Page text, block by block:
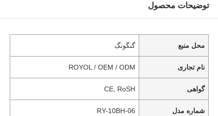
توضیحات محصول
محل منبع گنگونگ
نام تجاری ROYOL / OEM / ODM
گواهی CE, RoSH
شماره مدل RY-10BH-06